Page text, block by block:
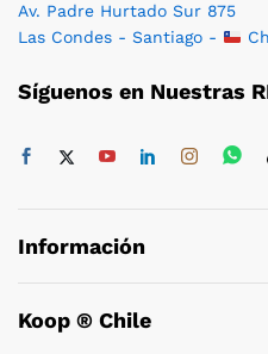
Av. Padre Hurtado Sur 875
Las Condes - Santiago -
Síguenos en Nuestras
Información
Koop ® Chile